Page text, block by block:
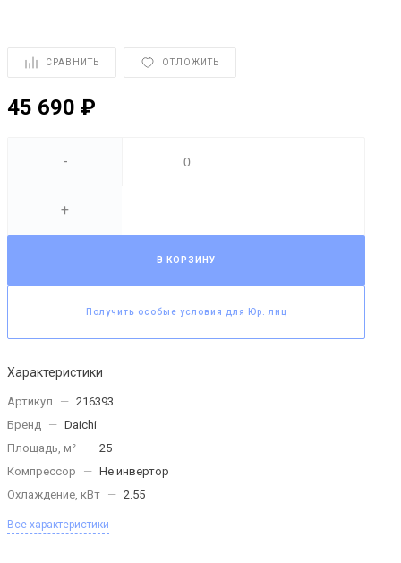
СРАВНИТЬ ОТЛОЖИТЬ
45 690 ₽
-
+
В КОРЗИНУ
Получить особые условия для Юр. лиц
Характеристики
Артикул — 216393
Бренд
— Daichi
Площадь, м² — 25
Компрессор
— Не инвертор
Охлаждение, кВт — 2.55
Все характеристики